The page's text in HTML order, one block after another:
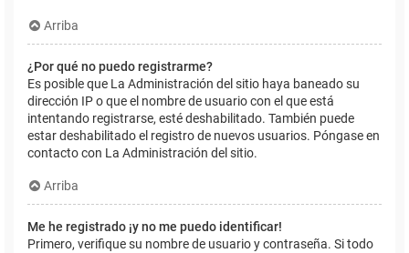
Arriba
¿Por qué no puedo registrarme?
Es posible que La Administración del sitio haya baneado su
dirección IP o que el nombre de usuario con el que está
intentando registrarse, esté deshabilitado. También puede
estar deshabilitado el registro de nuevos usuarios. Póngase en
contacto con La Administración del sitio.
Arriba
Me he registrado ¡y no me puedo identificar!
Primero, verifique su nombre de usuario y contraseña. Si todo